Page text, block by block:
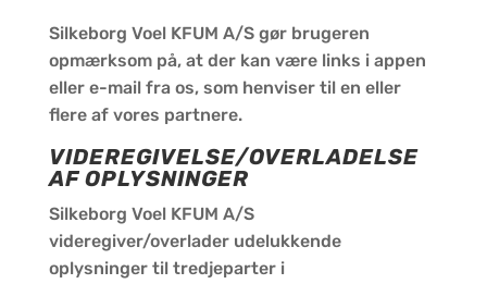
Silkeborg Voel KFUM A/S gør brugeren
opmærksom på, at der kan være links i appen
eller e-mail fra os, som henviser til en eller
flere af vores partnere.
VIDEREGIVELSE/OVERLADELSE
AF OPLYSNINGER
Silkeborg Voel KFUM A/S
videregiver/overlader udelukkende
oplysninger til tredjeparter i